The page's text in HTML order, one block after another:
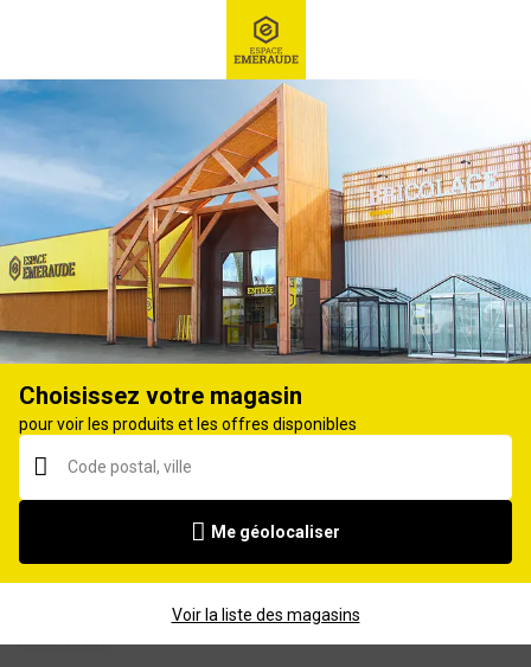
Ex : Robot tondeuse, ...
Scie circulaire
Choisissez votre magasin
pour voir les produits et les offres disponibles
Me géolocaliser
Voir la liste des magasins